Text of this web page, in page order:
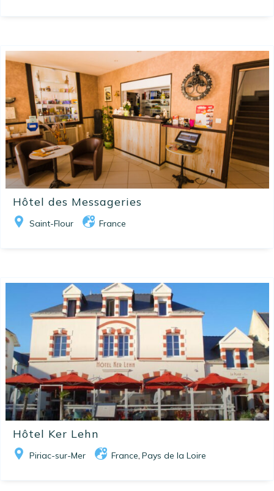
Hôtel des Messageries
Saint-Flour France
Hôtel Ker Lehn
Piriac-sur-Mer France, Pays de la Loire